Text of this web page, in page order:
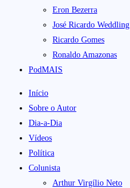
Eron Bezerra
José Ricardo Weddling
Ricardo Gomes
Ronaldo Amazonas
PodMAIS
Início
Sobre o Autor
Dia-a-Dia
Vídeos
Política
Colunista
Arthur Virgílio Neto